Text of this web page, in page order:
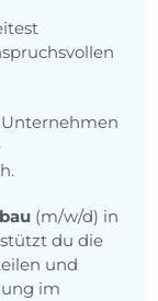
(m/w/d) in
du die
und
im